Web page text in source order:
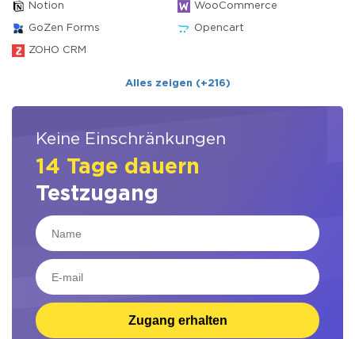
Notion WooCommerce
GoZen Forms Opencart
ZOHO CRM
Alles zeigen (+216)
Keine Einschränkungen
14 Tage dauern
Testzugang
Zugang erhalten